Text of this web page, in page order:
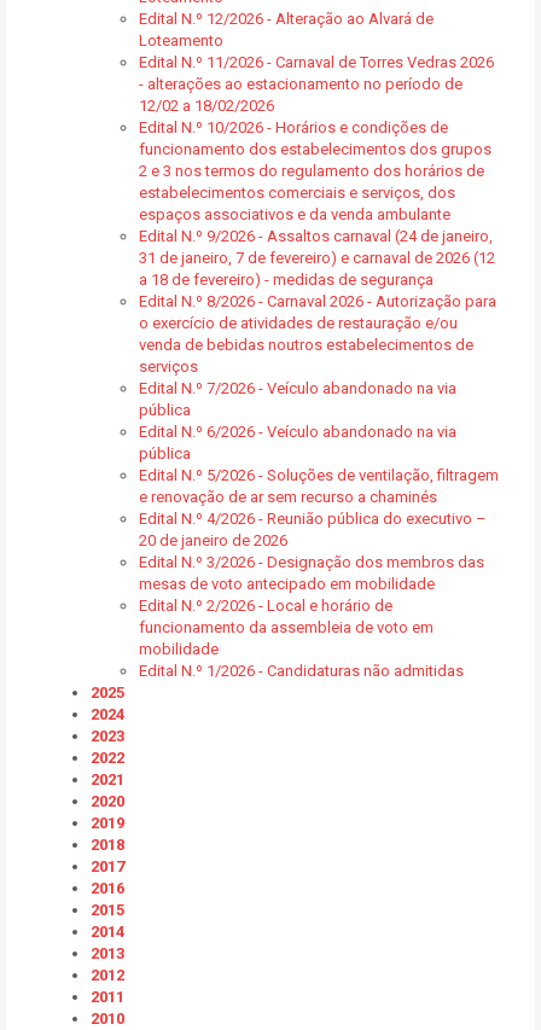
Edital N.º 12/2026 - Alteração ao Alvará de
Loteamento
Edital N.º 11/2026 - Carnaval de Torres Vedras 2026
- alterações ao estacionamento no período de
12/02 a 18/02/2026
Edital N.º 10/2026 - Horários e condições de
funcionamento dos estabelecimentos dos grupos
2 e 3 nos termos do regulamento dos horários de
estabelecimentos comerciais e serviços, dos
espaços associativos e da venda ambulante
Edital N.º 9/2026 - Assaltos carnaval (24 de janeiro,
31 de janeiro, 7 de fevereiro) e carnaval de 2026 (12
a 18 de fevereiro) - medidas de segurança
Edital N.º 8/2026 - Carnaval 2026 - Autorização para
o exercício de atividades de restauração e/ou
venda de bebidas noutros estabelecimentos de
serviços
Edital N.º 7/2026 - Veículo abandonado na via
pública
Edital N.º 6/2026 - Veículo abandonado na via
pública
Edital N.º 5/2026 - Soluções de ventilação, filtragem
e renovação de ar sem recurso a chaminés
Edital N.º 4/2026 - Reunião pública do executivo –
20 de janeiro de 2026
Edital N.º 3/2026 - Designação dos membros das
mesas de voto antecipado em mobilidade
Edital N.º 2/2026 - Local e horário de
funcionamento da assembleia de voto em
mobilidade
Edital N.º 1/2026 - Candidaturas não admitidas
2025
2024
2023
2022
2021
2020
2019
2018
2017
2016
2015
2014
2013
2012
2011
2010